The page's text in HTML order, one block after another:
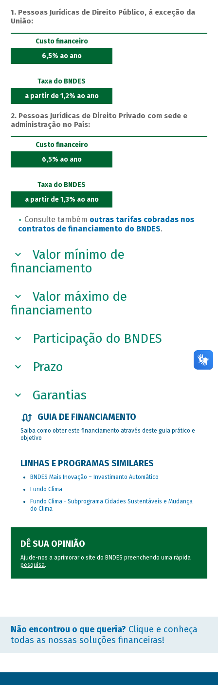
1. Pessoas Jurídicas de Direito Público, à exceção da
União:
Custo financeiro
6,5% ao ano
Taxa do BNDES
a partir de 1,2% ao ano
2. Pessoas Jurídicas de Direito Privado com sede e
administração no País:
Custo financeiro
6,5% ao ano
Taxa do BNDES
a partir de 1,3% ao ano
Consulte também outras tarifas cobradas nos
contratos de financiamento do BNDES.
Valor mínimo de
financiamento
Valor máximo de
financiamento
Participação do BNDES
Prazo
Garantias
GUIA DE FINANCIAMENTO
Saiba como obter este financiamento através deste guia prático e
objetivo
LINHAS E PROGRAMAS SIMILARES
BNDES Mais Inovação – Investimento Automático
Fundo Clima
Fundo Clima - Subprograma Cidades Sustentáveis e Mudança
do Clima
DÊ SUA OPINIÃO
Ajude-nos a aprimorar o site do BNDES preenchendo uma rápida
pesquisa.
Não encontrou o que queria? Clique e conheça
todas as nossas soluções financeiras!